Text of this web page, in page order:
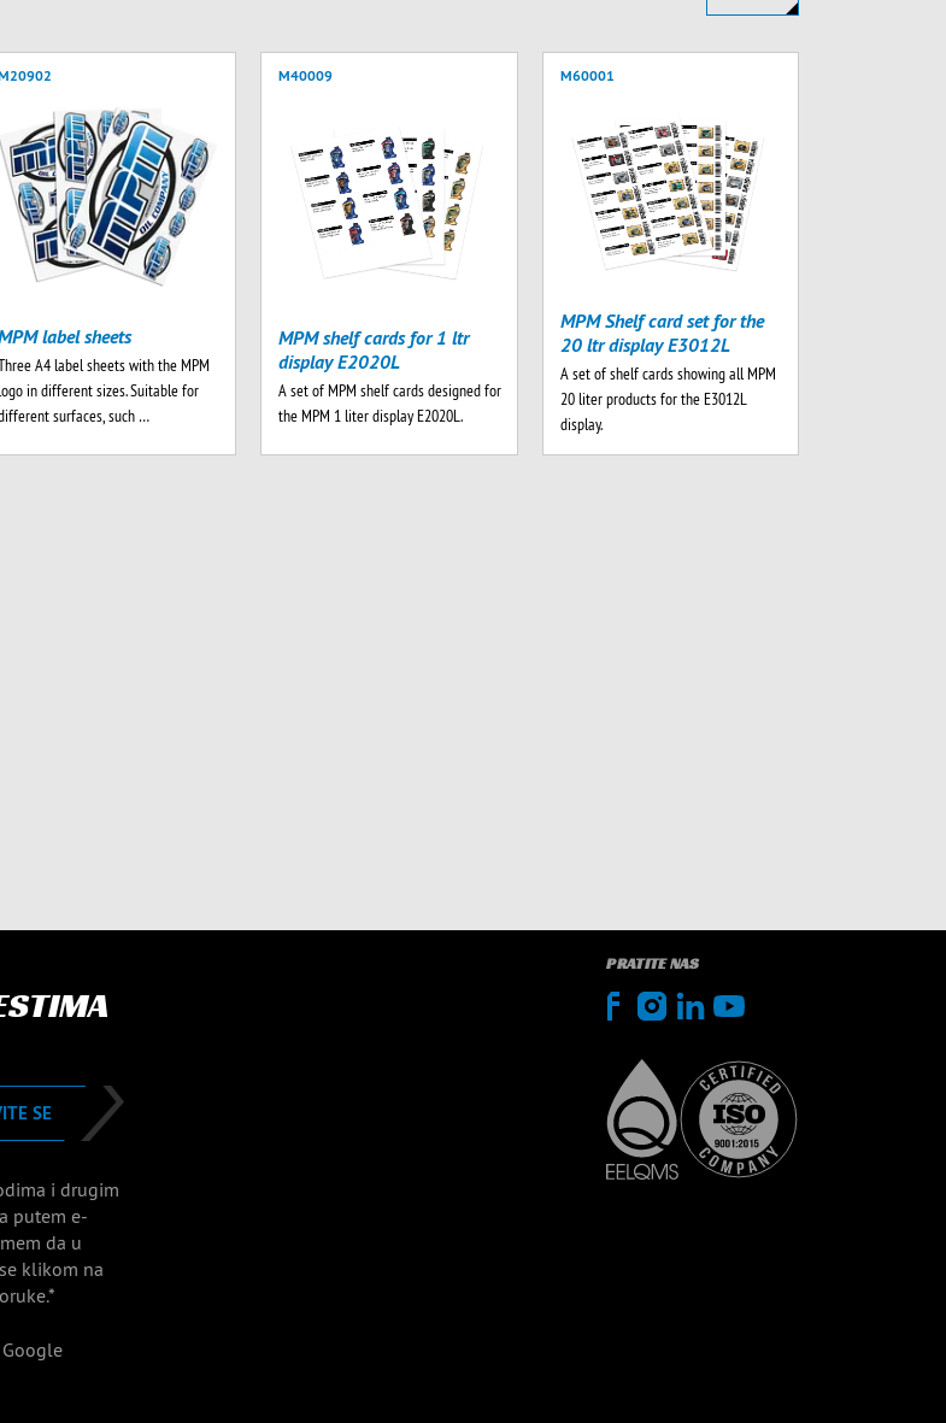
label sheets
A4 label sheets with the MPM
in different sizes. Suitable for
surfaces, such …
M40009
MPM shelf cards for 1 ltr
display E2020L
A set of MPM shelf cards designed for
the MPM 1 liter display E2020L.
M60001
MPM Shelf card set for the
20 ltr display E3012L
A set of shelf cards showing all MPM
20 liter products for the E3012L
display.
SE
i drugim
putem e-
da u
klikom na
PRATITE NAS